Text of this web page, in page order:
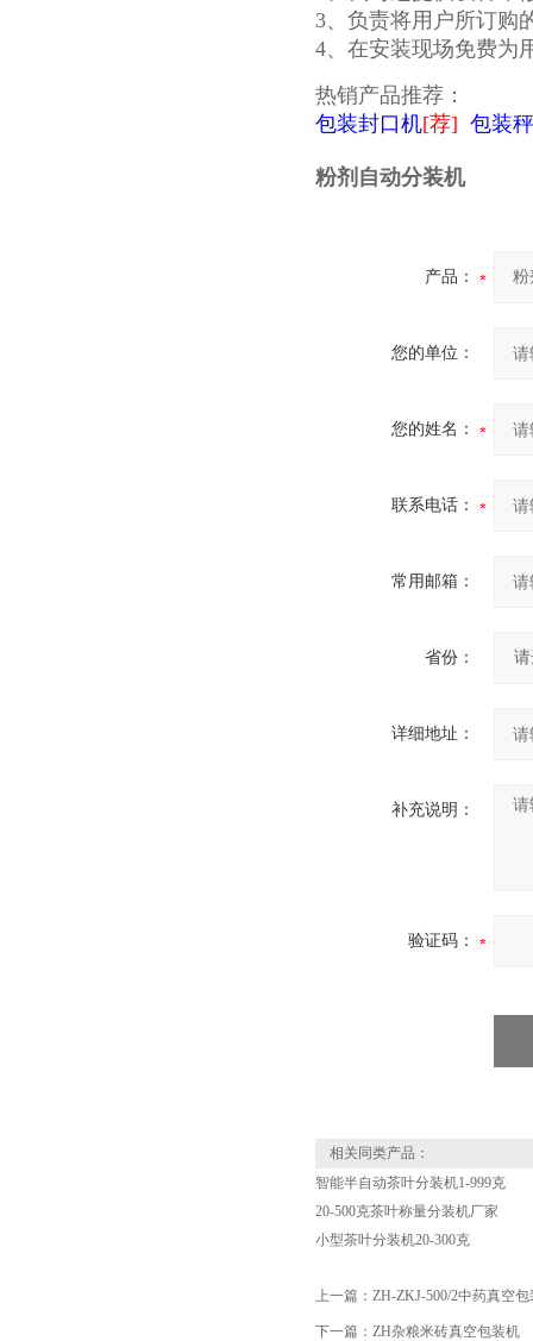
3、负责将用户所订购
4、在安装现场免费为
热销产品推荐：
包装封口机[荐] 包装秤
粉剂自动分装机
产品：
您的单位：
您的姓名：
联系电话：
常用邮箱：
省份：
详细地址：
补充说明：
验证码：
相关同类产品：
智能半自动茶叶分装机1-999克
20-500克茶叶称量分装机厂家
小型茶叶分装机20-300克
上一篇： ZH-ZKJ-500/2中药真空
下一篇： ZH杂粮米砖真空包装机